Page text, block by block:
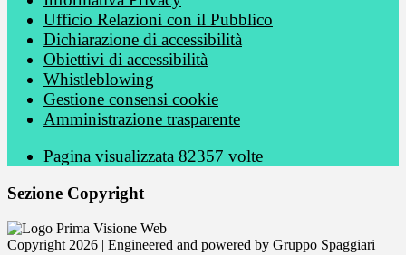
Ufficio Relazioni con il Pubblico
Dichiarazione di accessibilità
Obiettivi di accessibilità
Whistleblowing
Gestione consensi cookie
Amministrazione trasparente
Pagina visualizzata 82357 volte
Sezione Copyright
Copyright 2026 | Engineered and powered by Gruppo Spaggiari